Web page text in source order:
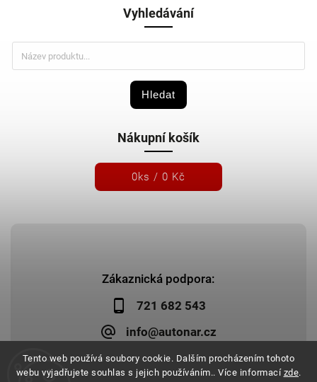
Tento web používá soubory cookie. Dalším procházením tohoto
webu vyjadřujete souhlas s jejich používáním.. Více informací zde.
Zákaznická podpora:
721 682 543
info@autonar.cz
Vyhledávání
Hledat
Nákupní košík
0ks / 0 Kč